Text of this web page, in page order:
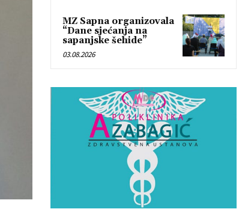
MZ Sapna organizovala
“Dane sjećanja na
sapanjske šehide”
03.08.2026